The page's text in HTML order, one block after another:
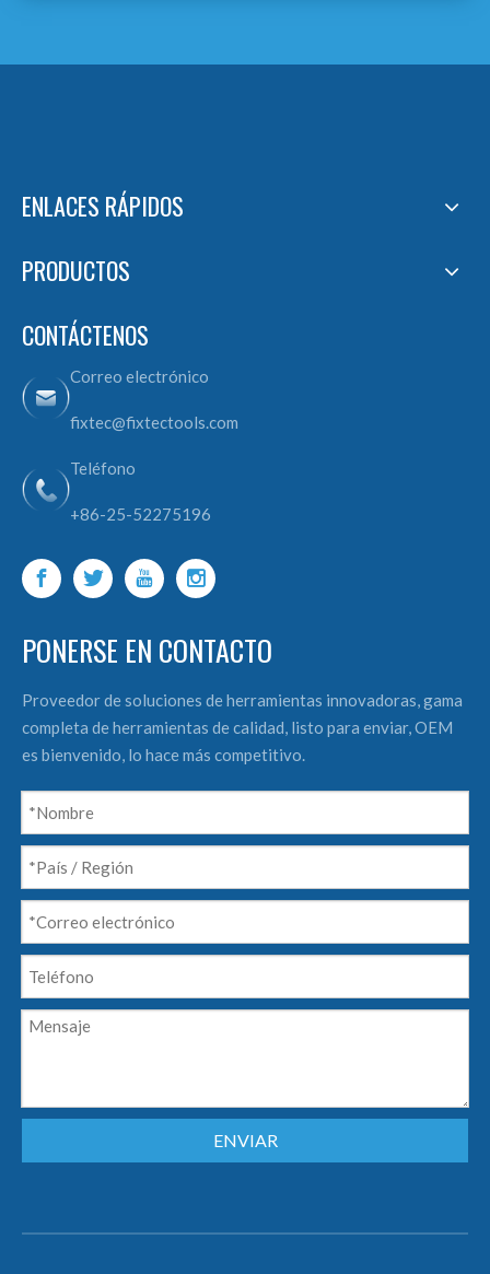
ENLACES RÁPIDOS
PRODUCTOS
CONTÁCTENOS
Correo electrónico
fixtec@fixtectools.com
Teléfono
+86-25-52275196
PONERSE EN CONTACTO
Proveedor de soluciones de herramientas innovadoras, gama
completa de herramientas de calidad, listo para enviar, OEM
es bienvenido, lo hace más competitivo.
ENVIAR